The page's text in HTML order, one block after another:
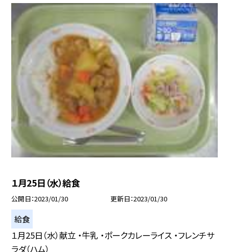
１月25日（水）給食
公開日 2023/01/30 更新日 2023/01/30
給食
１月25日（水）献立 ・牛乳 ・ポークカレーライス ・フレンチサ
ラダ（ハム）